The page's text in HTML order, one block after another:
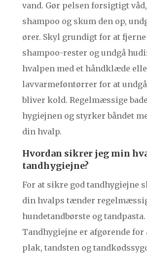
vand. Gør pelsen forsigtigt
shampoo og skum den op,
ører. Skyl grundigt for at
shampoo-rester og undgå
hvalpen med et håndklæde
lavvarmeføntørrer for at
bliver kold. Regelmæssige
hygiejnen og styrker båndet
din hvalp.
Hvordan sikrer jeg min
tandhygiejne?
For at sikre god tandhygiejne
din hvalps tænder
hundetandbørste og tandpasta.
Tandhygiejne er afgørende for
plak, tandsten og